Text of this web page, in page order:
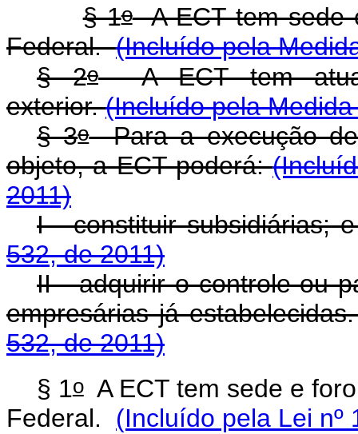
§ 1oA ECT tem sede
Federal.(Incluído pela
§ 2oA ECT tem
exterior.(Incluído pela
§ 3oPara a execução de
objeto, a ECT poderá:
2011)
I - constituir subsidiárias;
532, de 2011)
II - adquirir o controle ou
empresárias já
532, de 2011)
§ 1oA ECT tem sede e
Federal. (Incluído pela Lei nº